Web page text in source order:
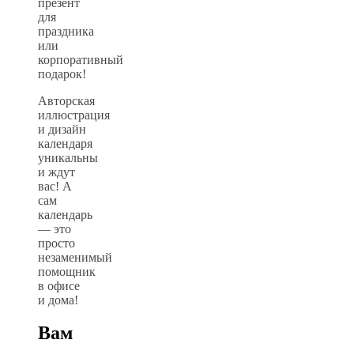
для
праздника
или
корпоративный
подарок!
Авторская
иллюстрация
и дизайн
календаря
уникальны
и ждут
вас! А
сам
календарь
— это
просто
незаменимый
помощник
в офисе
и дома!
Вам